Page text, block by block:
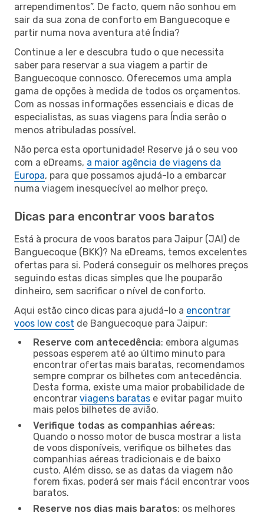
arrependimentos”. De facto, quem não sonhou em
sair da sua zona de conforto em Banguecoque e
partir numa nova aventura até Índia?
Continue a ler e descubra tudo o que necessita
saber para reservar a sua viagem a partir de
Banguecoque connosco. Oferecemos uma ampla
gama de opções à medida de todos os orçamentos.
Com as nossas informações essenciais e dicas de
especialistas, as suas viagens para Índia serão o
menos atribuladas possível.
Não perca esta oportunidade! Reserve já o seu voo
com a eDreams, a maior agência de viagens da
Europa, para que possamos ajudá-lo a embarcar
numa viagem inesquecível ao melhor preço.
Dicas para encontrar voos baratos
Está à procura de voos baratos para Jaipur (JAI) de
Banguecoque (BKK)? Na eDreams, temos excelentes
ofertas para si. Poderá conseguir os melhores preços
seguindo estas dicas simples que lhe pouparão
dinheiro, sem sacrificar o nível de conforto.
Aqui estão cinco dicas para ajudá-lo a encontrar
voos low cost de Banguecoque para Jaipur:
Reserve com antecedência: embora algumas
pessoas esperem até ao último minuto para
encontrar ofertas mais baratas, recomendamos
sempre comprar os bilhetes com antecedência.
Desta forma, existe uma maior probabilidade de
encontrar viagens baratas e evitar pagar muito
mais pelos bilhetes de avião.
Verifique todas as companhias aéreas:
Quando o nosso motor de busca mostrar a lista
de voos disponíveis, verifique os bilhetes das
companhias aéreas tradicionais e de baixo
custo. Além disso, se as datas da viagem não
forem fixas, poderá ser mais fácil encontrar voos
baratos.
Reserve nos dias mais baratos: os melhores